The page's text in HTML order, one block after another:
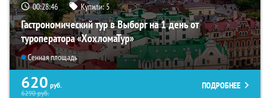
00:28:45 Купили:5
Гастрономический тур в Выборг на 1 день от
туроператора «ХохломаТур»
Сенная площадь
620 руб.
6290руб.
ПОДРОБНЕЕ